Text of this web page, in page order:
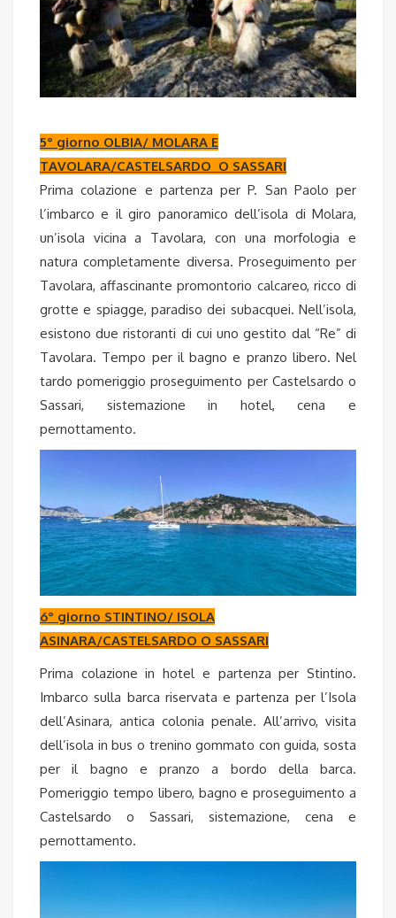
5° giorno OLBIA/ MOLARA E
TAVOLARA/CASTELSARDO O SASSARI
Prima colazione e partenza per P. San Paolo per
l’imbarco e il giro panoramico dell’isola di Molara,
un’isola vicina a Tavolara, con una morfologia e
natura completamente diversa. Proseguimento per
Tavolara, affascinante promontorio calcareo, ricco di
grotte e spiagge, paradiso dei subacquei. Nell’isola,
esistono due ristoranti di cui uno gestito dal “Re” di
Tavolara. Tempo per il bagno e pranzo libero. Nel
tardo pomeriggio proseguimento per Castelsardo o
Sassari, sistemazione in hotel, cena e
pernottamento.
6° giorno STINTINO/ ISOLA
ASINARA/CASTELSARDO O SASSARI
Prima colazione in hotel e partenza per Stintino.
Imbarco sulla barca riservata e partenza per l’Isola
dell’Asinara, antica colonia penale. All’arrivo, visita
dell’isola in bus o trenino gommato con guida, sosta
per il bagno e pranzo a bordo della barca.
Pomeriggio tempo libero, bagno e proseguimento a
Castelsardo o Sassari, sistemazione, cena e
pernottamento.